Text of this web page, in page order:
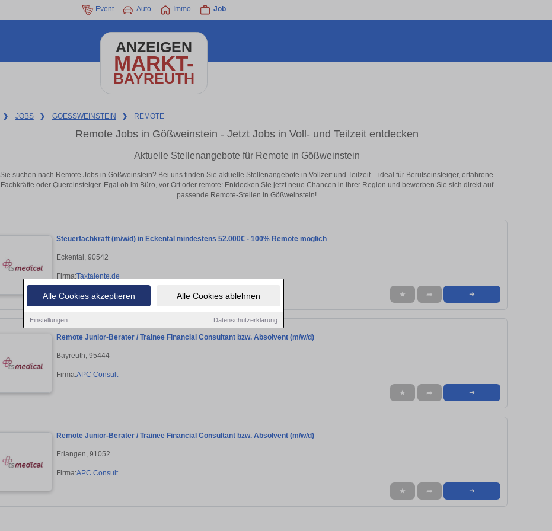
Alle Cookies akzeptieren Alle Cookies ablehnen
Einstellungen Datenschutzerklärung
Event Auto Immo Job
ANZEIGEN
MARKT-
BAYREUTH
❯ JOBS ❯ GOESSWEINSTEIN ❯ REMOTE
Remote Jobs in Gößweinstein - Jetzt Jobs in Voll- und Teilzeit entdecken
Aktuelle Stellenangebote für Remote in Gößweinstein
Sie suchen nach Remote Jobs in Gößweinstein? Bei uns finden Sie aktuelle Stellenangebote in Vollzeit und Teilzeit – ideal für Berufseinsteiger, erfahrene
Fachkräfte oder Quereinsteiger. Egal ob im Büro, vor Ort oder remote: Entdecken Sie jetzt neue Chancen in Ihrer Region und bewerben Sie sich direkt auf
passende Remote-Stellen in Gößweinstein!
Steuerfachkraft (m/w/d) in Eckental mindestens 52.000€ - 100% Remote möglich
Eckental, 90542
Firma:Taxtalente.de
★ ➦ ➜
Remote Junior-Berater / Trainee Financial Consultant bzw. Absolvent (m/w/d)
Bayreuth, 95444
Firma:APC Consult
★ ➦ ➜
Remote Junior-Berater / Trainee Financial Consultant bzw. Absolvent (m/w/d)
Erlangen, 91052
Firma:APC Consult
★ ➦ ➜